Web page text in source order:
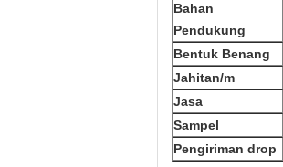
Bahan
Pendukung
Bentuk Benang
Jahitan/m
Jasa
Sampel
Pengiriman drop